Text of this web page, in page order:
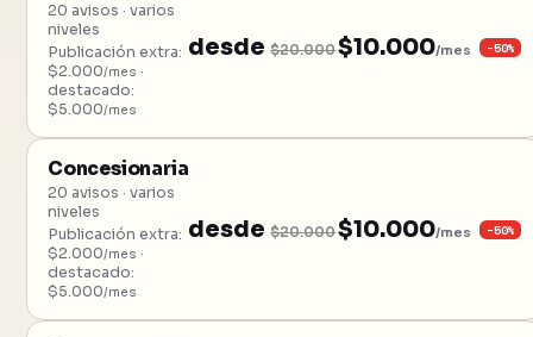
20 avisos · varios
niveles
Publicación extra:
$2.000/mes ·
destacado:
$5.000/mes
desde$20.000$10.000/mes −50%
Concesionaria
20 avisos · varios
niveles
Publicación extra:
$2.000/mes ·
destacado:
$5.000/mes
desde$20.000$10.000/mes −50%